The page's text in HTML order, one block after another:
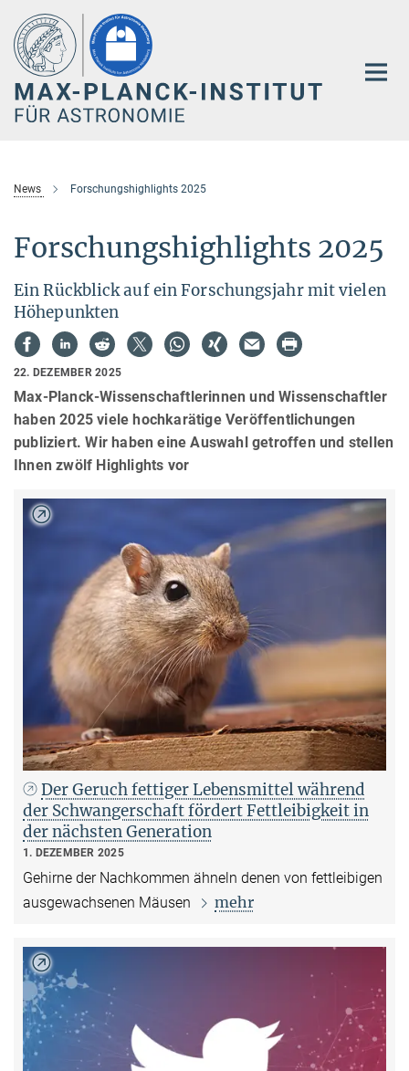
Hauptinhalt
News Forschungshighlights 2025
Forschungshighlights 2025
Ein Rückblick auf ein Forschungsjahr mit vielen
Höhepunkten
22. DEZEMBER 2025
Max-Planck-Wissenschaftlerinnen und Wissenschaftler
haben 2025 viele hochkarätige Veröffentlichungen
publiziert. Wir haben eine Auswahl getroffen und stellen
Ihnen zwölf Highlights vor
Der Geruch fettiger Lebensmittel während
der Schwangerschaft fördert Fettleibigkeit in
der nächsten Generation
1. DEZEMBER 2025
Gehirne der Nachkommen ähneln denen von fettleibigen
ausgewachsenen Mäusen
mehr